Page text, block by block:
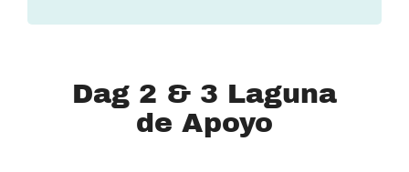
Dag 2 & 3 Laguna
de Apoyo